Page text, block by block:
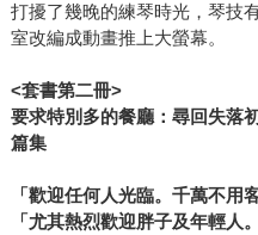
打擾了幾晚的練琴時光，琴技
室改編成動畫推上大螢幕。
<套書第二冊>
要求特別多的餐廳：尋回失落
篇集
「歡迎任何人光臨。千萬不用
「尤其熱烈歡迎胖子及年輕人。